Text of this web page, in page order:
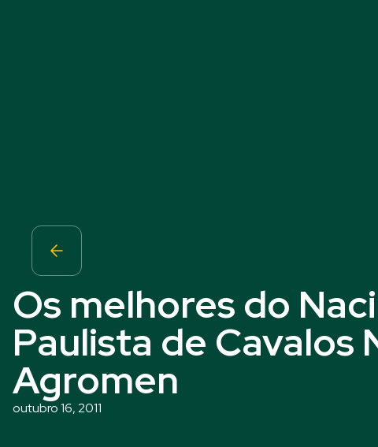
Os melhores do
Paulista de Cavalos
Agromen
outubro 16, 2011